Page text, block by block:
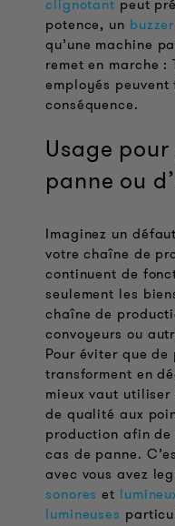
clignotant peut
potence, un
qu’une machine
remet en marche :
employés
conséquence.
Usage
panne ou
Imaginez un
votre chaîne de
continuent de
seulement les
chaîne de
convoyeurs ou
Pour éviter que
transforment en
mieux vaut
de qualité aux
production afin
cas de panne.
avec vous avez
sonores et
lumineuses